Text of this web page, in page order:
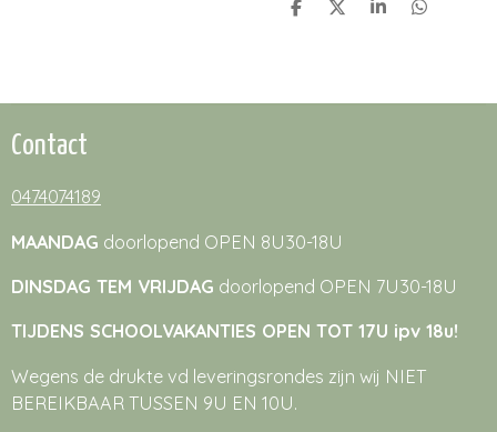
D
D
S
D
Contact
0474074189
MAANDAG doorlopend OPEN 8U30-18U
DINSDAG TEM VRIJDAG doorlopend OPEN 7U30-18U
TIJDENS SCHOOLVAKANTIES OPEN TOT 17U ipv 18u!
Wegens de drukte vd leveringsrondes zijn wij NIET
BEREIKBAAR TUSSEN 9U EN 10U.